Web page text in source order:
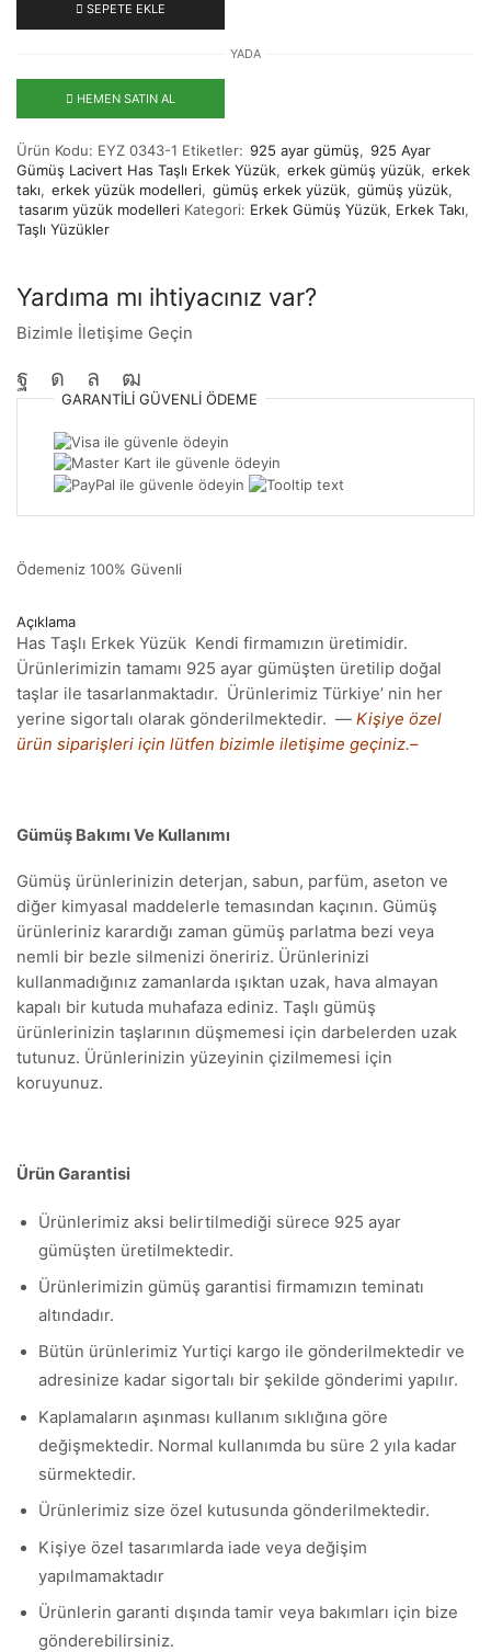
SEPETE EKLE
YADA
HEMEN SATIN AL
Ürün Kodu: EYZ 0343-1 Etiketler: 925 ayar gümüş, 925 Ayar
Gümüş Lacivert Has Taşlı Erkek Yüzük, erkek gümüş yüzük, erkek
takı, erkek yüzük modelleri, gümüş erkek yüzük, gümüş yüzük,
tasarım yüzük modelleri Kategori: Erkek Gümüş Yüzük, Erkek Takı,
Taşlı Yüzükler
Yardıma mı ihtiyacınız var?
Bizimle İletişime Geçin
GARANTILI GÜVENLIÖDEME
Ödemeniz 100% Güvenli
Açıklama
Has Taşlı Erkek Yüzük Kendi firmamızın üretimidir.
Ürünlerimizin tamamı 925 ayar gümüşten üretilip doğal
taşlar ile tasarlanmaktadır. Ürünlerimiz Türkiye’ nin her
yerine sigortalı olarak gönderilmektedir. — Kişiye özel
ürün siparişleri için lütfen bizimle iletişime geçiniz.–
Gümüş Bakımı Ve Kullanımı
Gümüş ürünlerinizin deterjan, sabun, parfüm, aseton ve
diğer kimyasal maddelerle temasından kaçının. Gümüş
ürünleriniz karardığı zaman gümüş parlatma bezi veya
nemli bir bezle silmenizi öneririz. Ürünlerinizi
kullanmadığınız zamanlarda ışıktan uzak, hava almayan
kapalı bir kutuda muhafaza ediniz. Taşlı gümüş
ürünlerinizin taşlarının düşmemesi için darbelerden uzak
tutunuz. Ürünlerinizin yüzeyinin çizilmemesi için
koruyunuz.
Ürün Garantisi
Ürünlerimiz aksi belirtilmediği sürece 925 ayar
gümüşten üretilmektedir.
Ürünlerimizin gümüş garantisi firmamızın teminatı
altındadır.
Bütün ürünlerimiz Yurtiçi kargo ile gönderilmektedir ve
adresinize kadar sigortalı bir şekilde gönderimi yapılır.
Kaplamaların aşınması kullanım sıklığına göre
değişmektedir. Normal kullanımda bu süre 2 yıla kadar
sürmektedir.
Ürünlerimiz size özel kutusunda gönderilmektedir.
Kişiye özel tasarımlarda iade veya değişim
yapılmamaktadır
Ürünlerin garanti dışında tamir veya bakımları için bize
gönderebilirsiniz.